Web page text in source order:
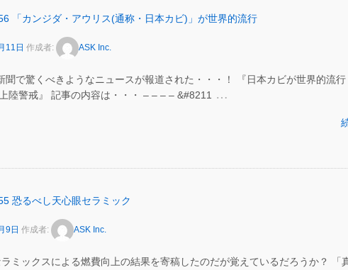
「カンジダ・アウリス(通称・日本カビ)」が世界的流行
11日 作成者: ASK Inc.
聞で驚くべきようなニュースが報道された・・・！ 『日本カビが世界的流
陸警戒』 記事の内容は・・・ – – – – &#8211
…
恐るべし天心眼セラミック
9日 作成者: ASK Inc.
ラミックスによる燃費向上の結果を寄稿したのだが覚えているだろうか？ 「